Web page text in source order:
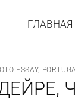
ГЛАВНАЯ
ESSAY,